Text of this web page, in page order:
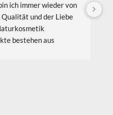
ich immer wieder von
und der Liebe
bestehen aus
Gesichtsöl Teebaum
Splash Bio.